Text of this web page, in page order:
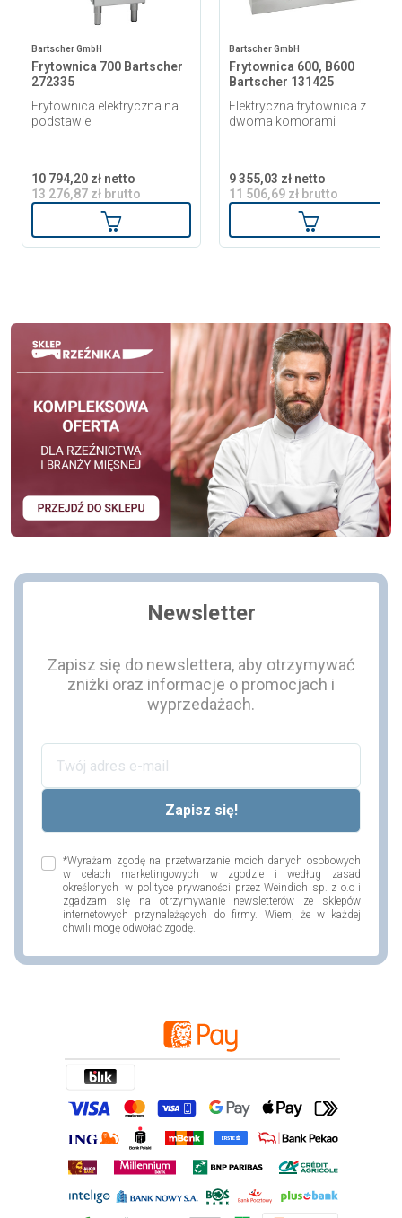
Bartscher GmbH
Frytownica 700 Bartscher
272335
Frytownica elektryczna na
podstawie
10 794,20 zł netto
13 276,87 zł brutto
Dodaj do koszyka
Bartscher GmbH
Frytownica 600, B600
Bartscher 131425
Elektryczna frytownica z
dwoma komorami
9 355,03 zł netto
11 506,69 zł brutto
Dodaj do
Newsletter
Zapisz się do newslettera, aby otrzymywać
zniżki oraz informacje o promocjach i
wyprzedażach.
*Wyrażam zgodę na przetwarzanie moich danych osobowych
w celach marketingowych w zgodzie i według zasad
określonych w polityce prywaności przez Weindich sp. z o.o i
zgadzam się na otrzymywanie newsletterów ze sklepów
internetowych przynależących do firmy. Wiem, że w każdej
chwili mogę odwołać zgodę.